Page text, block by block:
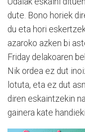
dute. Bono horiek
du eta hori
azaroko azken bi
Friday delakoaren
Nik ordea ez dut
lotuta, eta ez dut
diren eskaintzekin
gainera kate